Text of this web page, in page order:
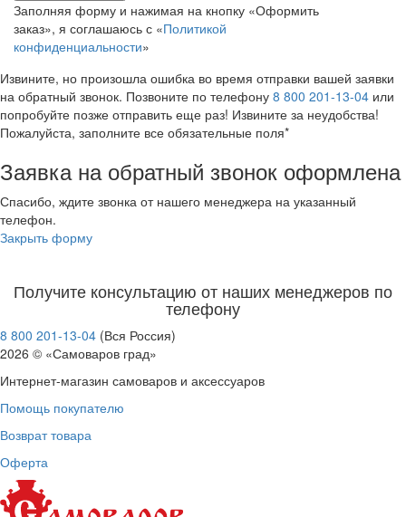
Заполняя форму и нажимая на кнопку «Оформить
заказ», я соглашаюсь с «Политикой
конфиденциальности»
Извините, но произошла ошибка во время отправки вашей заявки
на обратный звонок. Позвоните по телефону 8 800 201-13-04 или
попробуйте позже отправить еще раз! Извините за неудобства!
Пожалуйста, заполните все обязательные поля*
Заявка на обратный звонок оформлена
Спасибо, ждите звонка от нашего менеджера на указанный
телефон.
Закрыть форму
Получите консультацию от наших менеджеров по
телефону
8 800 201-13-04 (Вся Россия)
2026 © «Самоваров град»
Интернет-магазин самоваров и аксессуаров
Помощь покупателю
Возврат товара
Оферта